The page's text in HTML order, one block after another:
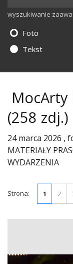
wyszukiwanie
Foto
Tekst
MocArty
(258 zdj.)
24 marca 2026 ,
MATERIAŁY
WYDARZENIA
Strona: 1 2